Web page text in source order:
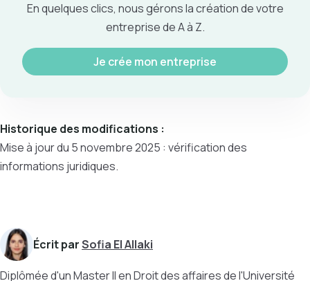
En quelques clics, nous gérons la création de votre
entreprise de A à Z.
Je crée mon entreprise
Historique des modifications :
Mise à jour du 5 novembre 2025 : vérification des
informations juridiques.
Écrit parSofia El Allaki
Diplômée d'un Master II en Droit des affaires de l'Université